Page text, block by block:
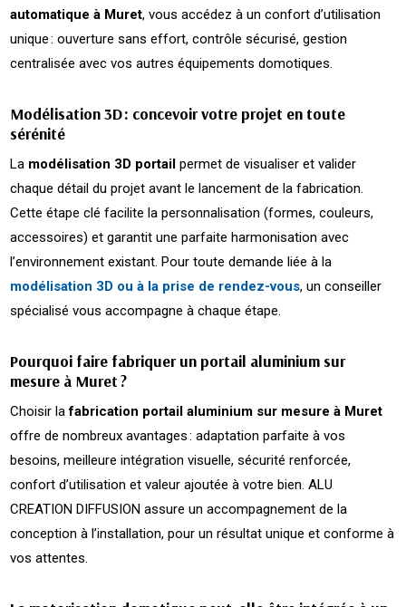
automatique à Muret, vous accédez à un confort d’utilisation
unique : ouverture sans effort, contrôle sécurisé, gestion
centralisée avec vos autres équipements domotiques.
Modélisation 3D : concevoir votre projet en toute
sérénité
La modélisation 3D portail permet de visualiser et valider
chaque détail du projet avant le lancement de la fabrication.
Cette étape clé facilite la personnalisation (formes, couleurs,
accessoires) et garantit une parfaite harmonisation avec
l’environnement existant. Pour toute demande liée à la
modélisation 3D ou à la prise de rendez-vous, un conseiller
spécialisé vous accompagne à chaque étape.
Pourquoi faire fabriquer un portail aluminium sur
mesure à Muret ?
Choisir lafabrication portail aluminium sur mesure à Muret
offre de nombreux avantages : adaptation parfaite à vos
besoins, meilleure intégration visuelle, sécurité renforcée,
confort d’utilisation et valeur ajoutée à votre bien. ALU
CREATION DIFFUSION assure un accompagnement de la
conception à l’installation, pour un résultat unique et conforme à
vos attentes.